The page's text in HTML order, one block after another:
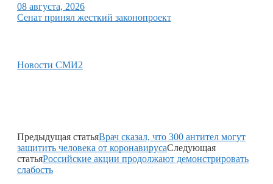
08 августа, 2026
Сенат принял жесткий законопроект
Новости СМИ2
Предыдущая статьяВрач сказал, что 300 антител могут
защитить человека от коронавирусаСледующая
статьяРоссийские акции продолжают демонстрировать
слабость